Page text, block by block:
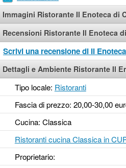
Immagini Ristorante Il Enoteca di
Recensioni Ristorante Il Enoteca
Scrivi una recensione di Il
Dettagli e Ambiente Ristorante Il
Tipo locale: Ristoranti
Fascia di prezzo: 20,00-30,00
Cucina: Classica
Ristoranti cucina Classica in
Proprietario: